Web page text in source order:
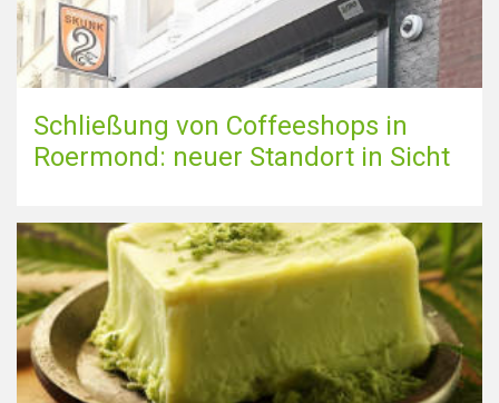
Karte anzeigen
Schließung von Coffeeshops in
Roermond: neuer Standort in Sicht